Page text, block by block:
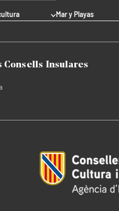
Mar y Playas
Consells Insulares